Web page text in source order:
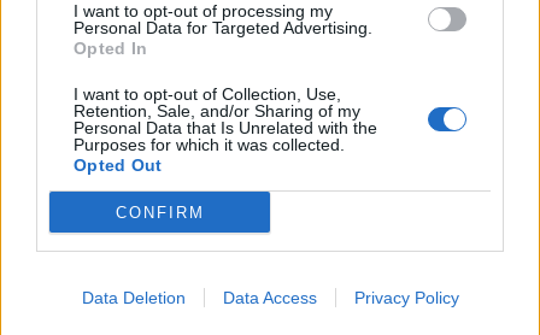
I want to opt-out of processing my
Personal Data for Targeted Advertising.
Opted In
I want to opt-out of Collection, Use,
Retention, Sale, and/or Sharing of my
Personal Data that Is Unrelated with the
Purposes for which it was collected.
Opted Out
CONFIRM
Data Deletion Data Access Privacy Policy
Majka ügyvédje a
romániai telefonszámról
érkezett fenyegetés miatt
Büntetőfeljelentést tett csütörtökön
Majka romániai jogi képviselője a
sepsiszentgyörgyi Sic Feszt fesztiválra
tervezett koncert lemondását kiváltó